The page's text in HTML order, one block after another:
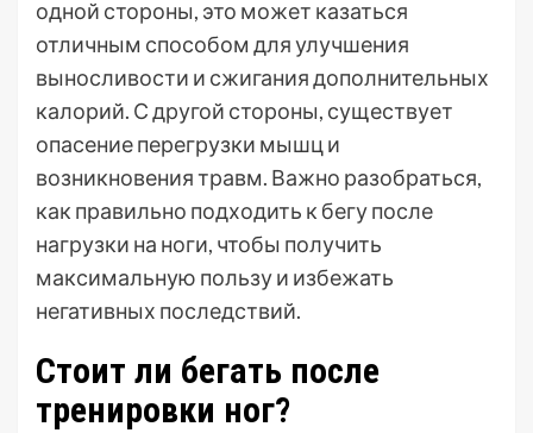
одной стороны, это может казаться
отличным способом для улучшения
выносливости и сжигания дополнительных
калорий. С другой стороны, существует
опасение перегрузки мышц и
возникновения травм. Важно разобраться,
как правильно подходить к бегу после
нагрузки на ноги, чтобы получить
максимальную пользу и избежать
негативных последствий.
Стоит ли бегать после
тренировки ног?